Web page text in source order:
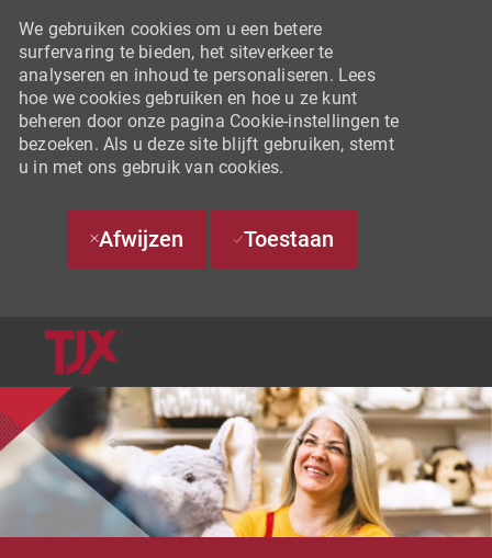
We gebruiken cookies om u een betere
surfervaring te bieden, het siteverkeer te
analyseren en inhoud te personaliseren. Lees
hoe we cookies gebruiken en hoe u ze kunt
beheren door onze pagina Cookie-instellingen te
bezoeken. Als u deze site blijft gebruiken, stemt
u in met ons gebruik van cookies.
Afwijzen Toestaan